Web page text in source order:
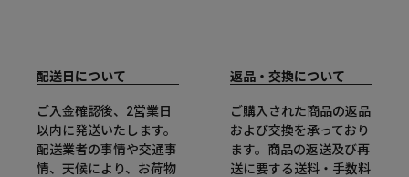
配送日について
ご入金確認後、2営業日
以内に発送いたします。
配送業者の事情や交通事
情、天候により、お荷物
返品・交換について
ご購入された商品の返品
および交換を承っており
ます。商品の返送及び再
送に要する送料・手数料